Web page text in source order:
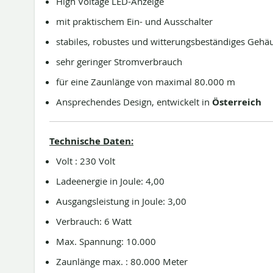
mit praktischem Ein- und Ausschalter
stabiles, robustes und witterungsbeständiges
sehr geringer Stromverbrauch
für eine Zaunlänge von maximal 80.000 m
Ansprechendes Design, entwickelt in Österreich
Technische Daten:
Volt : 230 Volt
Ladeenergie in Joule: 4,00
Ausgangsleistung in Joule: 3,00
Verbrauch: 6 Watt
Max. Spannung: 10.000
Zaunlänge max. : 80.000 Meter